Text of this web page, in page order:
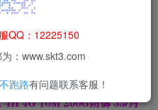
禁止商业运营与违法、侵权
QQ：12225150
：www.skt3.com
跑路有问题联系客服！